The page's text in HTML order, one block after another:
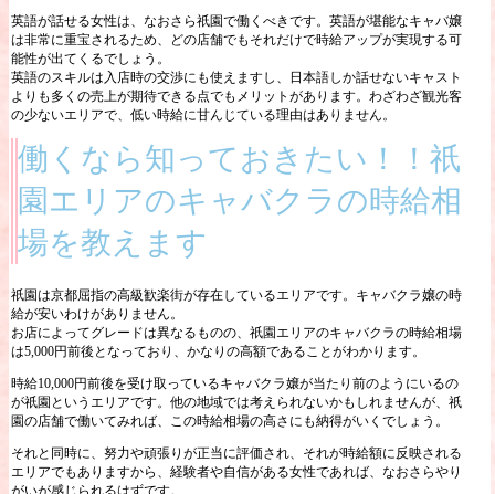
英語が話せる女性は、なおさら祇園で働くべきです。英語が堪能なキャバ嬢
は非常に重宝されるため、どの店舗でもそれだけで時給アップが実現する可
能性が出てくるでしょう。
英語のスキルは入店時の交渉にも使えますし、日本語しか話せないキャスト
よりも多くの売上が期待できる点でもメリットがあります。わざわざ観光客
の少ないエリアで、低い時給に甘んじている理由はありません。
働くなら知っておきたい！！祇
園エリアのキャバクラの時給相
場を教えます
祇園は京都屈指の高級歓楽街が存在しているエリアです。キャバクラ嬢の時
給が安いわけがありません。
お店によってグレードは異なるものの、祇園エリアのキャバクラの時給相場
は5,000円前後となっており、かなりの高額であることがわかります。
時給10,000円前後を受け取っているキャバクラ嬢が当たり前のようにいるの
が祇園というエリアです。他の地域では考えられないかもしれませんが、祇
園の店舗で働いてみれば、この時給相場の高さにも納得がいくでしょう。
それと同時に、努力や頑張りが正当に評価され、それが時給額に反映される
エリアでもありますから、経験者や自信がある女性であれば、なおさらやり
がいが感じられるはずです。